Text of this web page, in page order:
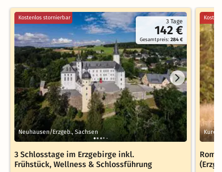
3 Tage
142 €
Gesamtpreis:284 €
Kostenlos stornierbar
Neuhausen/Erzgeb., Sachsen
3 Schlosstage im Erzgebirge inkl.
Frühstück, Wellness & Schlossführung
Kurort